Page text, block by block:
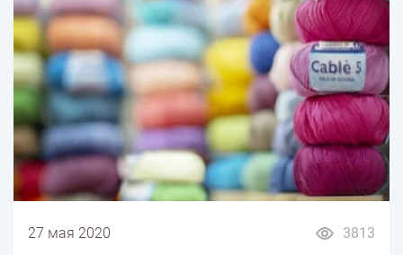
3813
27 мая 2020